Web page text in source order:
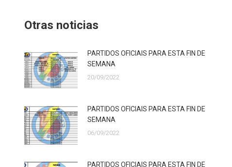
Otras noticias
PARTIDOS OFICIAIS PARA ESTA FIN DE
SEMANA
20/09/2022
PARTIDOS OFICIAIS PARA ESTA FIN DE
SEMANA
06/09/2022
PARTIDOS OFICIAIS PARA ESTA FIN DE